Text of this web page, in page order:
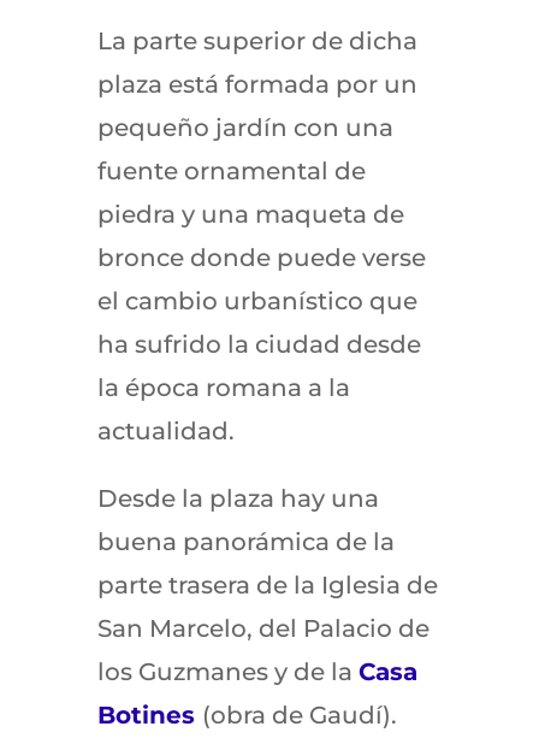
La parte superior de dicha
plaza está formada por un
pequeño jardín con una
fuente ornamental de
piedra y una maqueta de
bronce donde puede verse
el cambio urbanístico que
ha sufrido la ciudad desde
la época romana a la
actualidad.
Desde la plaza hay una
buena panorámica de la
parte trasera de la Iglesia de
San Marcelo, del Palacio de
los Guzmanes y de la Casa
Botines (obra de Gaudí).